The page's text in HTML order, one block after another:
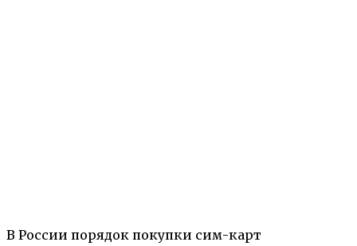
В России порядок покупки сим-карт